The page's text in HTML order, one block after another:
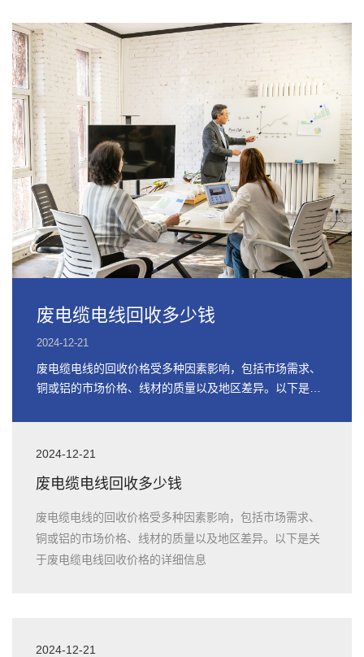
废电缆电线回收多少钱
2024-12-21
废电缆电线的回收价格受多种因素影响，包括市场需求、
铜或铝的市场价格、线材的质量以及地区差异。以下是关
2024-12-21
废电缆电线回收多少钱
废电缆电线的回收价格受多种因素影响，包括市场需求、
铜或铝的市场价格、线材的质量以及地区差异。以下是关
于废电缆电线回收价格的详细信息
2024-12-21